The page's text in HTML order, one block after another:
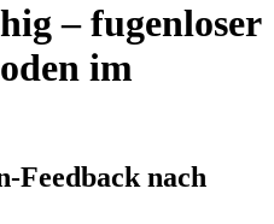
– fugenloser
im
Feedback nach